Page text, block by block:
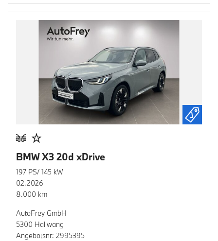
BMW X3 20d xDrive
197 PS/ 145 kW
02.2026
8.000 km
AutoFrey GmbH
5300 Hallwang
Angebotsnr: 2995395